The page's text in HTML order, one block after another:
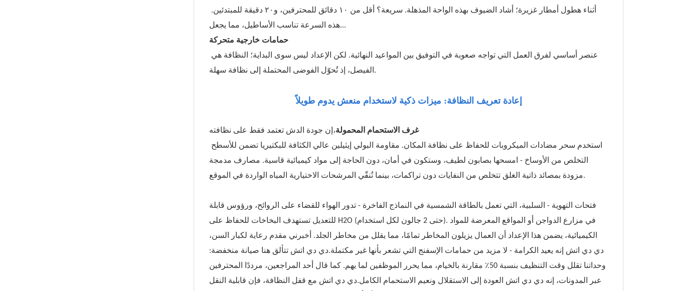
هذه السرعة تناسب الأساطيل، مما يجعل...
حمامات خارجية متحركة
الفيصل، إذ تُحوّل الفوضى المحتملة إلى نظافة سهلة.
إعادة تعريف النظافة: ميزات ذكية لاستخدام منعش يدوم طويلاً
إن جودة الدش تعتمد فقط على نظافته،غرف الاستحمام المحمولة
التخلص من الأوساخ - امسحها بصابون لطيف، وستكون في أمان، دون الحاجة إلى مواد كيميائية قاسية. مصارف مدمجة
مزودة بمصائد ذاتية الغلق تتخلص من النفايات دون تراكمات، بينما تُنقّي المرشحات الاختيارية المياه الواردة في الموقع.
فتحات التهوية - السلبية، التي تعمل بالطاقة الشمسية في النماذج الفاخرة - تدور الهواء للقضاء على الروائح، ورؤوس قابلة
للتعديل تستهدف البخاخات للحفاظ على H2O (حتى 2 جالون لكل استخدام). في مزارع الدواجن أو المواقع المعرضة للمواد
الكيميائية، يضمن هذا الإعداد أن العمال يزيلون المخاطر تمامًا، مما يقلل من مخاطر الجلد. أخبرني مقدم رعاية لكبار السن،
دي دي اتش إنه يعيد الكرامة - لا مزيد من حمامات الإسفنج التي تشعر بأنها غير مكتملة.دي دي اتش تتألق هنا صيانة منخفضة:
وحداتنا تقلل وقت التنظيف بنسبة 50٪ مقارنة بالخيام، مما يحرر الموظفين لما يهم. كما قال أحد المراجعين، مرددًا المحترفين
عبر المدونات، إنه دي دي اتش العودة إلى الاستقلال ونعيم الاستحمام الكامل.دي دي اتش مع قفل النظافة، فإن قابلية النقل